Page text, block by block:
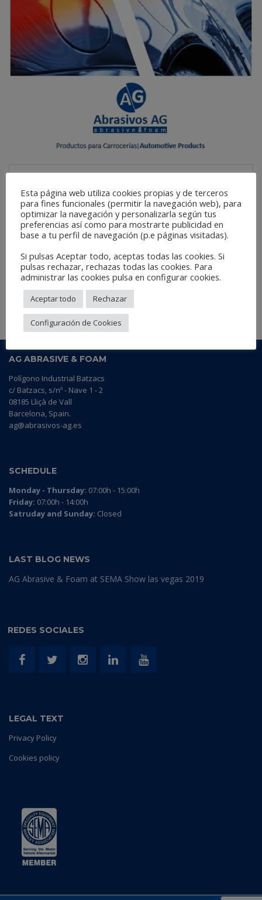
GENERAL YEAR 2013 LAUNCH OF THE
NEW CATALOG
27 October, 2013 No Comments
AG ABRASIVE & FOAM
Polígono Industrial Batzacs
c/ Batzacs, s/nº - Nave 1 - 2
08185 Lliçà de Vall
Barcelona, Spain.
ag@abrasivos-ag.es
SCHEDULE
Monday - Thursday: 07:00h - 15:00h
Friday: 07:00h - 14:00h
Satruday and Sunday: Closed
LAST BLOG NEWS
AG Abrasive & Foam at SEMA Show las vegas 2019
REDES SOCIALES
LEGAL TEXT
Privacy Policy
Cookies policy
Esta página web utiliza cookies propias y de terceros
para fines funcionales (permitir la navegación web), para
optimizar la navegación y personalizarla según tus
preferencias así como para mostrarte publicidad en
base a tu perfil de navegación (p.e páginas visitadas).
Si pulsas Aceptar todo, aceptas todas las cookies. Si
pulsas rechazar, rechazas todas las cookies. Para
administrar las cookies pulsa en configurar cookies.
Aceptar todo Rechazar
Configuración de Cookies